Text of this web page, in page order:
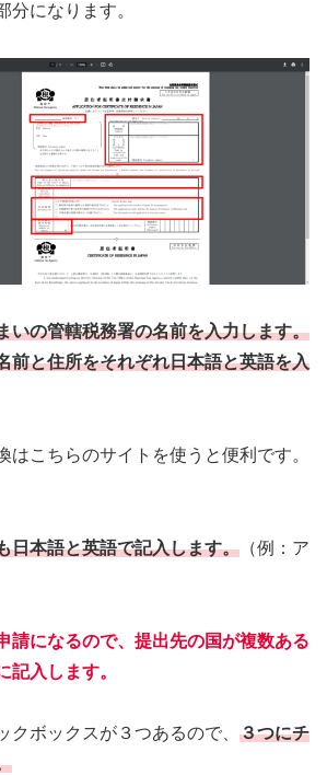
分になります。
いの管轄税務署の名前を入力します。
前と住所をそれぞれ日本語と英語を入
はこちらのサイトを使うと便利です。
日本語と英語で記入します。 （例：ア
請になるので、提出先の国が複数ある
記入します。
クボックスが３つあるので、 ３つにチ